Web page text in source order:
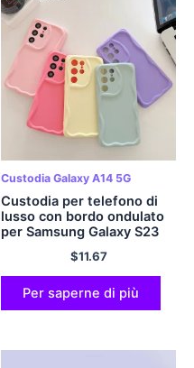
Custodia Galaxy A14 5G
Custodia per telefono di
lusso con bordo ondulato
per Samsung Galaxy S23
S22 S21 Ultra Plus S20 FE
A54 A34 A14 A52 A53
A23 A24 Copertina
morbida di colore della
caramella
$11.67
Per saperne di più